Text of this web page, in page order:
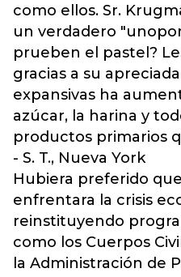
como ellos. Sr.
un verdadero
prueben el pastel?
gracias a su
expansivas ha
azúcar, la harina y
productos primarios
- S. T., Nueva York
Hubiera preferido
enfrentara la crisis
reinstituyendo
como los Cuerpos
la Administración de